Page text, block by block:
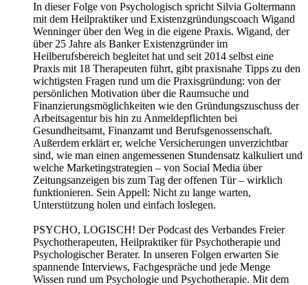
In dieser Folge von Psychologisch spricht Silvia Goltermann
mit dem Heilpraktiker und Existenzgründungscoach Wigand
Wenninger über den Weg in die eigene Praxis. Wigand, der
über 25 Jahre als Banker Existenzgründer im
Heilberufsbereich begleitet hat und seit 2014 selbst eine
Praxis mit 18 Therapeuten führt, gibt praxisnahe Tipps zu den
wichtigsten Fragen rund um die Praxisgründung: von der
persönlichen Motivation über die Raumsuche und
Finanzierungsmöglichkeiten wie den Gründungszuschuss der
Arbeitsagentur bis hin zu Anmeldepflichten bei
Gesundheitsamt, Finanzamt und Berufsgenossenschaft.
Außerdem erklärt er, welche Versicherungen unverzichtbar
sind, wie man einen angemessenen Stundensatz kalkuliert und
welche Marketingstrategien – von Social Media über
Zeitungsanzeigen bis zum Tag der offenen Tür – wirklich
funktionieren. Sein Appell: Nicht zu lange warten,
Unterstützung holen und einfach loslegen.
PSYCHO, LOGISCH! Der Podcast des Verbandes Freier
Psychotherapeuten, Heilpraktiker für Psychotherapie und
Psychologischer Berater. In unseren Folgen erwarten Sie
spannende Interviews, Fachgespräche und jede Menge
Wissen rund um Psychologie und Psychotherapie. Mit dem